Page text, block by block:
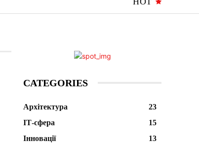
CATEGORIES
Архітектура
23
ІТ-сфера
15
Інновації
13